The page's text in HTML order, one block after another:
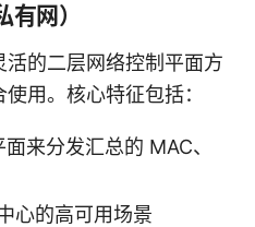
网）
的二层网络控制平面方
用。核心特征包括：
来分发汇总的 MAC、
心的高可用场景